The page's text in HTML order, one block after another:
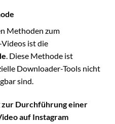
Methoden zum
ist die
. Diese Methode ist
Downloader-Tools nicht
sind.
Durchführung einer
auf Instagram